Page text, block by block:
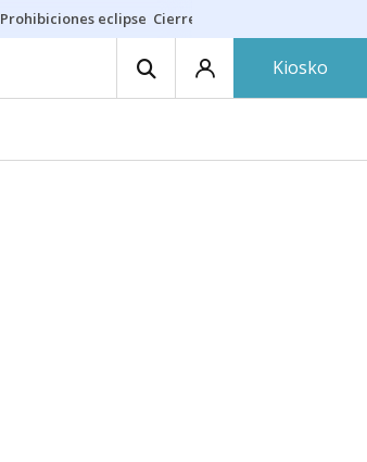
Prohibiciones eclipse Cierre cosmética
Kiosko